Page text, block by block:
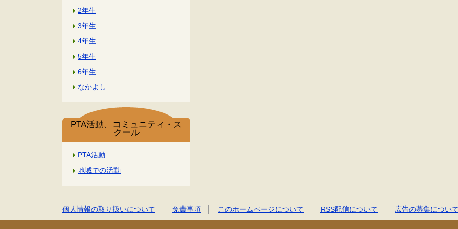
2年生
3年生
4年生
5年生
6年生
なかよし
PTA活動、コミュニティ・ス
クール
PTA活動
地域での活動
個人情報の取り扱いについて 免責事項 このホームページについて RSS配信について 広告の募集につい